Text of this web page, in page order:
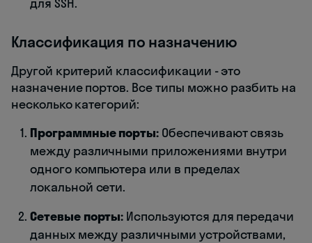
Классификация по назначению
Другой критерий классификации - это
назначение портов. Все типы можно разбить на
несколько категорий:
Программные порты: Обеспечивают связь
между различными приложениями внутри
одного компьютера или в пределах
локальной сети.
Сетевые порты: Используются для передачи
данных между различными устройствами,